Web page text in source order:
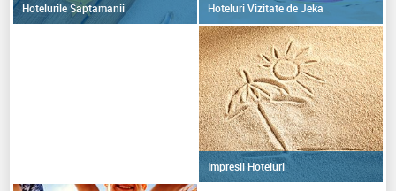
Hotelurile Saptamanii Hoteluri Vizitate de Jeka
Impresii Hoteluri